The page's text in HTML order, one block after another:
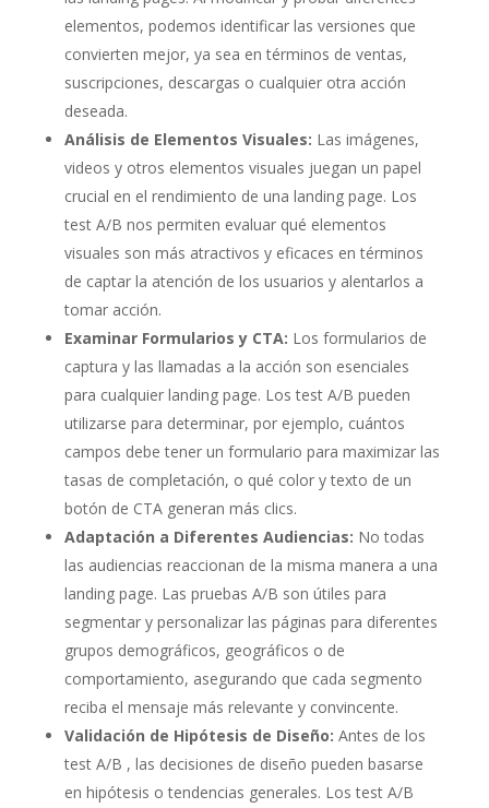
elementos, podemos identificar las versiones que
convierten mejor, ya sea en términos de ventas,
suscripciones, descargas o cualquier otra acción
deseada.
Análisis de Elementos Visuales: Las imágenes,
videos y otros elementos visuales juegan un papel
crucial en el rendimiento de una landing page. Los
test A/B nos permiten evaluar qué elementos
visuales son más atractivos y eficaces en términos
de captar la atención de los usuarios y alentarlos a
tomar acción.
Examinar Formularios y CTA: Los formularios de
captura y las llamadas a la acción son esenciales
para cualquier landing page. Los test A/B pueden
utilizarse para determinar, por ejemplo, cuántos
campos debe tener un formulario para maximizar las
tasas de completación, o qué color y texto de un
botón de CTA generan más clics.
Adaptación a Diferentes Audiencias: No todas
las audiencias reaccionan de la misma manera a una
landing page. Las pruebas A/B son útiles para
segmentar y personalizar las páginas para diferentes
grupos demográficos, geográficos o de
comportamiento, asegurando que cada segmento
reciba el mensaje más relevante y convincente.
Validación de Hipótesis de Diseño: Antes de los
test A/B , las decisiones de diseño pueden basarse
en hipótesis o tendencias generales. Los test A/B